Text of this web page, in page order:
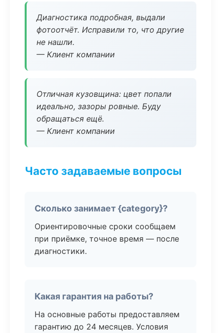
Диагностика подробная, выдали
фотоотчёт. Исправили то, что другие
не нашли.
— Клиент компании
Отличная кузовщина: цвет попали
идеально, зазоры ровные. Буду
обращаться ещё.
— Клиент компании
Часто задаваемые вопросы
Сколько занимает {category}?
Ориентировочные сроки сообщаем
при приёмке, точное время — после
диагностики.
Какая гарантия на работы?
На основные работы предоставляем
гарантию до 24 месяцев. Условия